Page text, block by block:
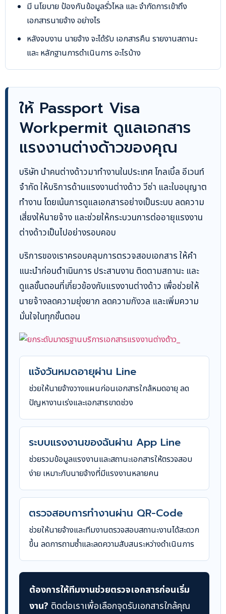
มี นโยบาย ป้องกันข้อมูลรั่วไหล และ จำกัดการเข้าถึง
เอกสารนายจ้าง อย่างไร
หลังจบงาน นายจ้าง จะได้รับ เอกสารคืน รายงานสถานะ
และ หลักฐานการดำเนินการ อะไรบ้าง
ให้ Passport Visa
Workpermit ดูแลเอกสาร
แรงงานต่างด้าวของคุณ
บริษัท นำคนต่างด้าวมาทำงานในประเทศ โกลเบิ้ล อีเวนท์
จำกัด ให้บริการด้านแรงงานต่างด้าว วีซ่า และใบอนุญาต
ทำงาน โดยเน้นการดูแลเอกสารอย่างเป็นระบบ ลดความ
เสี่ยงให้นายจ้าง และช่วยให้กระบวนการต่ออายุแรงงาน
ต่างด้าวเป็นไปอย่างรอบคอบ
บริการของเราครอบคลุมการตรวจสอบเอกสาร ให้คำ
แนะนำก่อนดำเนินการ ประสานงาน ติดตามสถานะ และ
ดูแลขั้นตอนที่เกี่ยวข้องกับแรงงานต่างด้าว เพื่อช่วยให้
นายจ้างลดความยุ่งยาก ลดความกังวล และเพิ่มความ
มั่นใจในทุกขั้นตอน
แจ้งวันหมดอายุผ่าน Line
ช่วยให้นายจ้างวางแผนก่อนเอกสารใกล้หมดอายุ ลด
ปัญหางานเร่งและเอกสารขาดช่วง
ระบบแรงงานของฉันผ่าน App Line
ช่วยรวมข้อมูลแรงงานและสถานะเอกสารให้ตรวจสอบ
ง่าย เหมาะกับนายจ้างที่มีแรงงานหลายคน
ตรวจสอบการทำงานผ่าน QR-Code
ช่วยให้นายจ้างและทีมงานตรวจสอบสถานะงานได้สะดวก
ขึ้น ลดการถามซ้ำและลดความสับสนระหว่างดำเนินการ
ต้องการให้ทีมงานช่วยตรวจเอกสารก่อนเริ่ม
งาน? ติดต่อเราเพื่อเลือกจุดรับเอกสารใกล้คุณ